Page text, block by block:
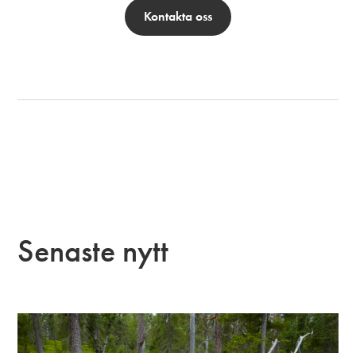
Kontakta oss
Senaste nytt